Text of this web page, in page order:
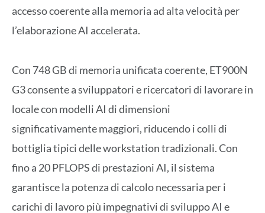
accesso coerente alla memoria ad alta velocità per
l’elaborazione AI accelerata.
Con 748 GB di memoria unificata coerente, ET900N
G3 consente a sviluppatori e ricercatori di lavorare in
locale con modelli AI di dimensioni
significativamente maggiori, riducendo i colli di
bottiglia tipici delle workstation tradizionali. Con
fino a 20 PFLOPS di prestazioni AI, il sistema
garantisce la potenza di calcolo necessaria per i
carichi di lavoro più impegnativi di sviluppo AI e